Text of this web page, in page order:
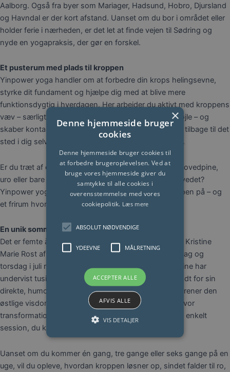
Aalborg. Også fra byer som Mariager, Hadsund, Hobro, Djursland
og Havndal er der kort afstand. Uanset om du bor i området eller
holder ferie i nærheden, er det let at finde vejen til Sødring og
nyde en yogapraksis, der gør en forskel.
Et pusterum med plads til kroppen
Yinpower yoga handler om at forbedre din krops helingsevne,
styrke dit fundament og hjælpe dig med at blive mere
funktionsdygtig i hverdagen. Her arbejder du aktivt med kroppens
væv – særligt omkring fødder, ben, bækken og rygsøjle – og
skaber kontakt mellem krop og sind, så du kan finde tilbage til det
sted i dig selv, hvor der er plads til glæde og livskraft.
Er du træt af ondt i lænden, spændinger i hofterne, hovedpine,
uro eller bare en følelse af, at kroppen halter efter hovedet?
Yinpower yoga giver dig en ny måde at mærke kroppen på – og
et frirum hvor du kan lande i dig selv.
En unik sommeroplevelse med Kristine Marie Rost
Det er femte år i træk, at Yinpower yoga-specialisten Kristine
Marie Rost afholder sommer yoga hver tirsdag, onsdag og
torsdag i juli måned – med to daglige sessioner. Kristine har
undervist tusindvis af deltagere siden 2012 og er kendt for sin
direkte, humoristiske og nærværende tilgang. Hun forener den
østlige visdom med vestlig evidens og skaber rum, hvor
transformation kan ske – også selvom det bare er en enkelt
session, du kommer til.
Uanset om du kommer én gang, tre gange eller seks gange på en
uge, vil du opleve, hvordan kroppen løsner op, sindet falder til ro,
×
Denne hjemmeside bruger
cookies
Denne hjemmeside bruger cookies til
at forbedre brugeroplevelsen. Ved at
bruge vores hjemmeside giver du
samtykke til alle cookies i
overensstemmelse med vores
cookiepolitik. Læs mere
ABSOLUT NØDVENDIGE
YDEEVNE MÅLRETNING
ACCEPTER ALLE
AFVIS ALLE
VIS DETALJER